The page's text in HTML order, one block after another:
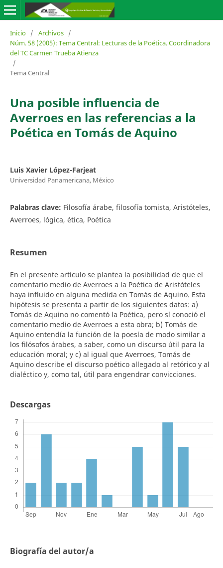
Inicio / Archivos /
Núm. 58 (2005): Tema Central: Lecturas de la Poética. Coordinadora
del TC Carmen Trueba Atienza
/
Tema Central
Una posible influencia de
Averroes en las referencias a la
Poética en Tomás de Aquino
Luis Xavier López-Farjeat
Universidad Panamericana, México
Palabras clave: Filosofía árabe, filosofía tomista, Aristóteles,
Averroes, lógica, ética, Poética
Resumen
En el presente artículo se plantea la posibilidad de que el
comentario medio de Averroes a la Poética de Aristóteles
haya influido en alguna medida en Tomás de Aquino. Esta
hipótesis se presenta a partir de los siguientes datos: a)
Tomás de Aquino no comentó la Poética, pero sí conoció el
comentario medio de Averroes a esta obra; b) Tomás de
Aquino entendía la función de la poesía de modo similar a
los filósofos árabes, a saber, como un discurso útil para la
educación moral; y c) al igual que Averroes, Tomás de
Aquino describe el discurso poético allegado al retórico y al
dialéctico y, como tal, útil para engendrar convicciones.
Descargas
Biografía del autor/a